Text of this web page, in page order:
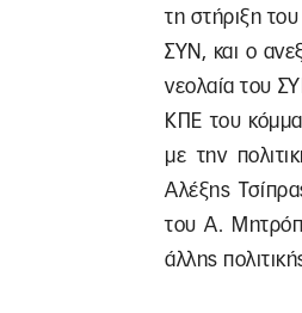
τη στήριξη
ΣΥΝ, και ο
νεολαία του
ΚΠΕ του
με την
Αλέξης
του Α.
άλλης